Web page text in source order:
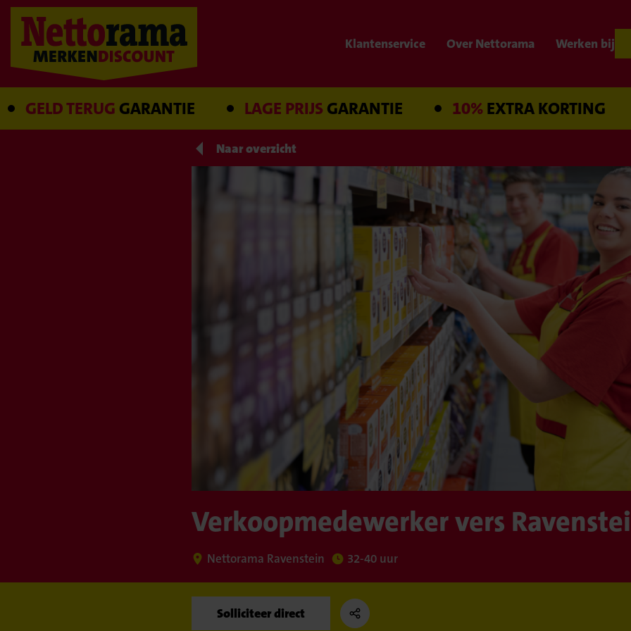
Klantenservice Over Nettorama Werken bij
TERUGGARANTIE LAGE PRIJS GARANTIE 10% EXTRA KORTING
Naar overzicht
Verkoopmedewerker vers
Nettorama Ravenstein 32-40 uur
Solliciteer direct